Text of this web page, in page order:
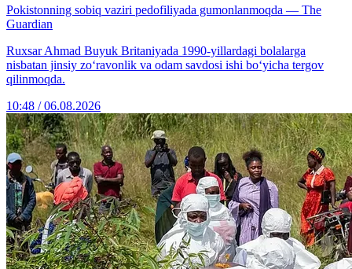
Pokistonning sobiq vaziri pedofiliyada gumonlanmoqda — The
Guardian
Ruxsar Ahmad Buyuk Britaniyada 1990-yillardagi bolalarga
nisbatan jinsiy zo‘ravonlik va odam savdosi ishi bo‘yicha tergov
qilinmoqda.
10:48 / 06.08.2026